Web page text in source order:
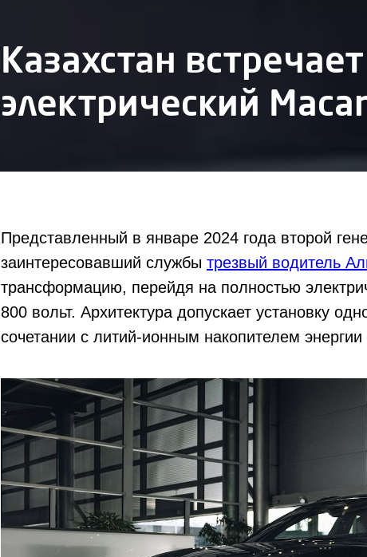
Казахстан
электрический
Представленный в январе 2024 года второй
заинтересовавший службы трезвый водитель
трансформацию, перейдя на полностью
800 вольт. Архитектура допускает установку
сочетании с литий-ионным накопителем энергии